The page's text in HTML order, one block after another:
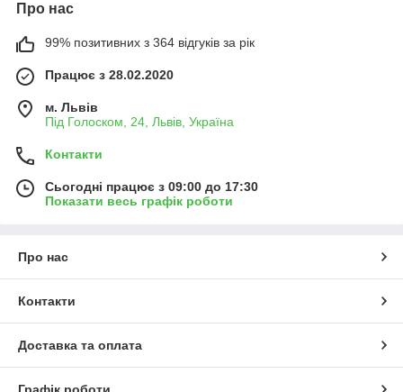
Про нас
99% позитивних з 364 відгуків за рік
Працює з 28.02.2020
м. Львів
Під Голоском, 24, Львів, Україна
Контакти
Сьогодні працює з 09:00 до 17:30
Показати весь графік роботи
Про нас
Контакти
Доставка та оплата